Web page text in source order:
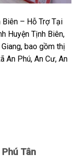
Biên – Hỗ Trợ Tại
Huyện Tịnh Biên,
bao gồm thị
An Phú, An Cư, An
Tân